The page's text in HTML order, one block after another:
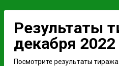
Результаты
декабря
Посмотрите результаты